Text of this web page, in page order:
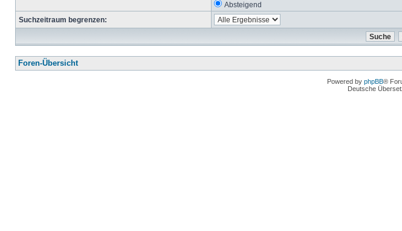
Absteigend
Suchzeitraum begrenzen:
Foren-Übersicht
Powered by phpBB®
Deutsche